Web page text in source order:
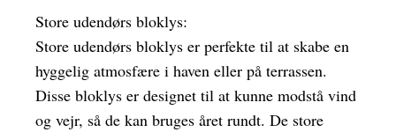
Store udendørs bloklys:
Store udendørs bloklys er perfekte til at skabe en
hyggelig atmosfære i haven eller på terrassen.
Disse bloklys er designet til at kunne modstå vind
og vejr, så de kan bruges året rundt. De store